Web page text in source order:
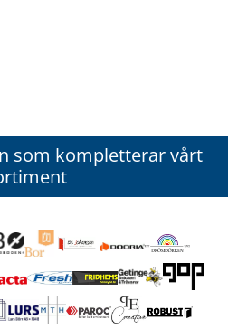
som kompletterar vårt